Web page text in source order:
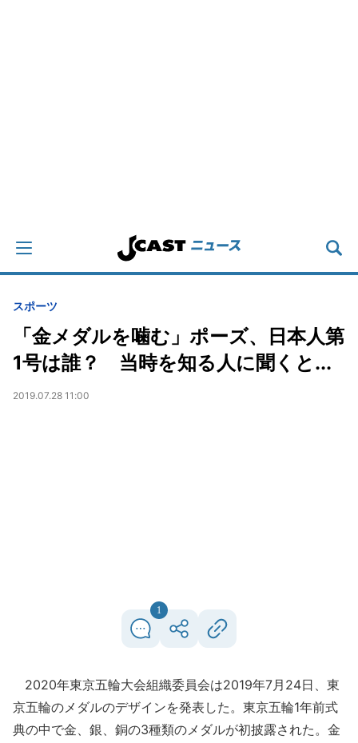
スポーツ
「金メダルを噛む」ポーズ、日本人第
1号は誰？ 当時を知る人に聞くと...
2019.07.28 11:00
1
2020年東京五輪大会組織委員会は2019年7月24日、東
京五輪のメダルのデザインを発表した。東京五輪1年前式
典の中で金、銀、銅の3種類のメダルが初披露された。金